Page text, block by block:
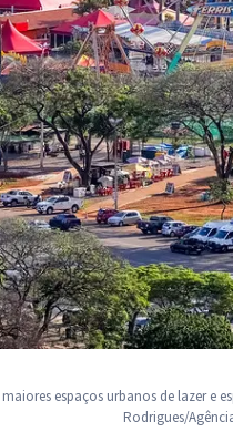
espaços urbanos de lazer e
Rodrigues/